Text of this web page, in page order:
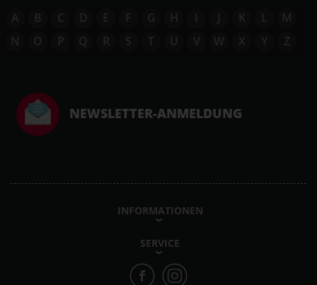
A B C D E F G H I J K L
M
N
O P Q R S T U V W X Y Z
NEWSLETTER-ANMELDUNG
INFORMATIONEN
SERVICE